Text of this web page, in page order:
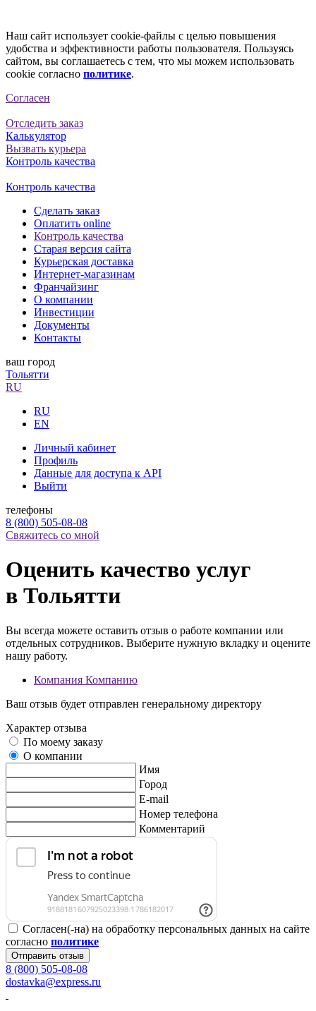
Наш сайт использует cookie-файлы с целью повышения
удобства и эффективности работы пользователя. Пользуясь
сайтом, вы соглашаетесь с тем, что мы можем использовать
cookie согласно политике.
Согласен
Отследить заказ
Калькулятор
Вызвать курьера
Контроль качества
Контроль качества
Сделать заказ
Оплатить online
Контроль качества
Старая версия сайта
Курьерская доставка
Интернет-магазинам
Франчайзинг
О компании
Инвестиции
Документы
Контакты
ваш город
Тольятти
RU
RU
EN
Личный кабинет
Профиль
Данные для доступа к API
Выйти
телефоны
8 (800) 505-08-08
Свяжитесь со мной
Оценить качество услуг
в Тольятти
Вы всегда можете оставить отзыв о работе компании или
отдельных сотрудников. Выберите нужную вкладку и оцените
нашу работу.
Компания Компанию
Ваш отзыв будет отправлен генеральному директору
Характер отзыва
По моему заказу
О компании
Имя
Город
E-mail
Номер телефона
Комментарий
Согласен(-на) на обработку персональных данных на сайте
согласно политике
Отправить отзыв
8 (800) 505-08-08
dostavka@express.ru